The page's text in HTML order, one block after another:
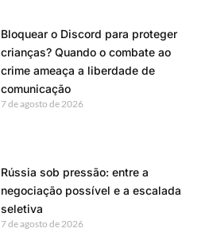
Bloquear o Discord para proteger
crianças? Quando o combate ao
crime ameaça a liberdade de
comunicação
7 de agosto de 2026
Rússia sob pressão: entre a
negociação possível e a escalada
seletiva
7 de agosto de 2026